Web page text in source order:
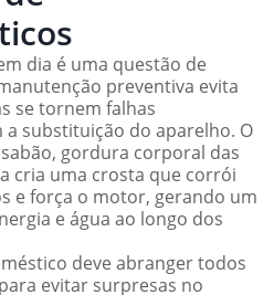
dia é uma questão de
preventiva evita
se tornem falhas
a substituição do aparelho. O
gordura corporal das
cria uma crosta que corrói
e força o motor, gerando um
e água ao longo dos
deve abranger todos
evitar surpresas no